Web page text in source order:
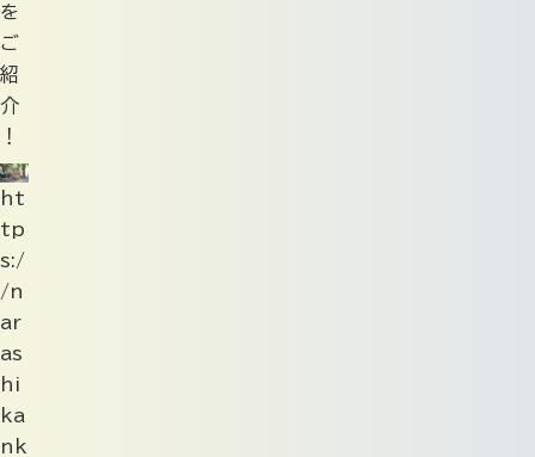
を
ご
紹
介
！
ht
tp
s:/
/n
ar
as
hi
ka
nk